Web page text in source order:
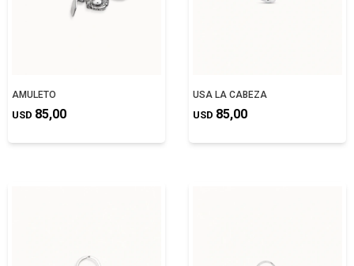
AMULETO
USD 85,00
USA LA CABEZA
USD 85,00